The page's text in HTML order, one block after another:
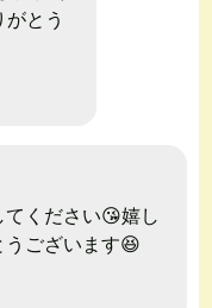
とう
ください😘嬉し
うございます😆